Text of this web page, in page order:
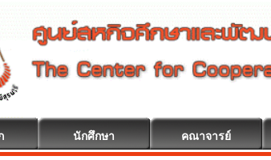
นักศึกษา คณาจารย์